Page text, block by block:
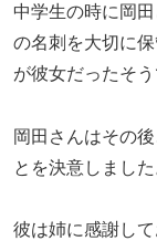
中学生の時に岡
の名刺を大切に
が彼女だったそう
岡田さんはその
とを決意しました
彼は姉に感謝し